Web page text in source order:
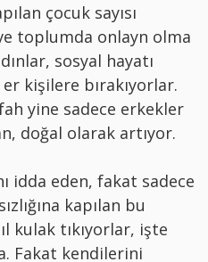
çocuk sayısı
toplumda onlayn olma
sosyal hayatı
kişilere bırakıyorlar.
yine sadece erkekler
doğal olarak artıyor.
idda eden, fakat sadece
kapılan bu
kulak tıkıyorlar, işte
Fakat kendilerini